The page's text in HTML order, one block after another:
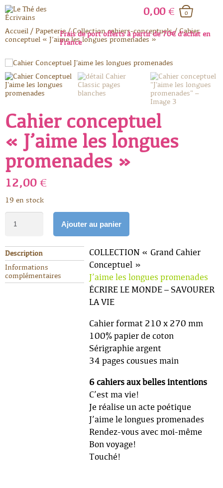
Frais de port offerts à partir de 70€ d'achat en
France
0,00€ 0
Accueil/Papeterie/Collection cahiers-conceptuels/Cahier
conceptuel « J’aime les longues promenades »
Cahier conceptuel
« J’aime les longues
promenades »
12,00€
19 en stock
Ajouter au panier
Description
Informations
complémentaires
COLLECTION « Grand Cahier
Conceptuel »
J’aime les longues promenades
ÉCRIRE LE MONDE – SAVOURER
LA VIE
Cahier format 210 x 270 mm
100% papier de coton
Sérigraphie argent
34 pages cousues main
6 cahiers aux belles intentions
C’est ma vie!
Je réalise un acte poétique
J’aime le longues promenades
Rendez-vous avec moi-même
Bon voyage!
Touché!